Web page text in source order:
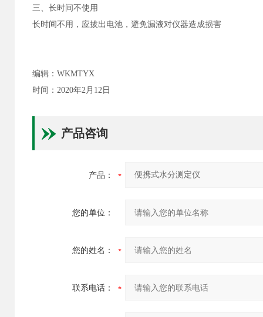
三、长时间不使用
长时间不用，应拔出电池，避免漏液对仪器造成损害
编辑：WKMTYX
时间：2020年2月12日
产品咨询
产品：
您的单位：
您的姓名：
联系电话：